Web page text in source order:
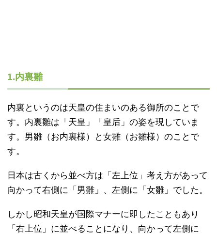
1.内裏雛
内裏というのは天皇の住まいのある御所のことで
す。内裏雛は「天皇」「皇后」の姿を現していま
す。男雛（お内裏様）と女雛（お雛様）のことで
す。
日本は古くから並べ方は「左上位」考え方があって
向かって右側に「男雛」、左側に「女雛」でした。
しかし昭和天皇が国際マナーに即したこともあり
「右上位」に並べることになり、向かって左側に